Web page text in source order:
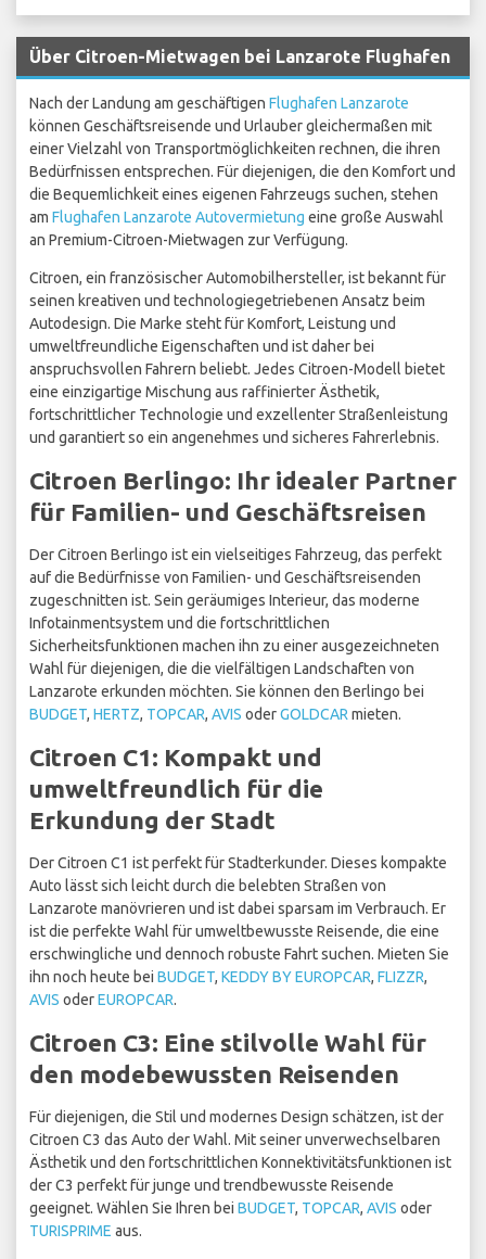
Über Citroen-Mietwagen bei Lanzarote Flughafen
Nach der Landung am geschäftigen Flughafen Lanzarote
können Geschäftsreisende und Urlauber gleichermaßen mit
einer Vielzahl von Transportmöglichkeiten rechnen, die ihren
Bedürfnissen entsprechen. Für diejenigen, die den Komfort und
die Bequemlichkeit eines eigenen Fahrzeugs suchen, stehen
am Flughafen Lanzarote Autovermietung eine große Auswahl
an Premium-Citroen-Mietwagen zur Verfügung.
Citroen, ein französischer Automobilhersteller, ist bekannt für
seinen kreativen und technologiegetriebenen Ansatz beim
Autodesign. Die Marke steht für Komfort, Leistung und
umweltfreundliche Eigenschaften und ist daher bei
anspruchsvollen Fahrern beliebt. Jedes Citroen-Modell bietet
eine einzigartige Mischung aus raffinierter Ästhetik,
fortschrittlicher Technologie und exzellenter Straßenleistung
und garantiert so ein angenehmes und sicheres Fahrerlebnis.
Citroen Berlingo: Ihr idealer Partner
für Familien- und Geschäftsreisen
Der Citroen Berlingo ist ein vielseitiges Fahrzeug, das perfekt
auf die Bedürfnisse von Familien- und Geschäftsreisenden
zugeschnitten ist. Sein geräumiges Interieur, das moderne
Infotainmentsystem und die fortschrittlichen
Sicherheitsfunktionen machen ihn zu einer ausgezeichneten
Wahl für diejenigen, die die vielfältigen Landschaften von
Lanzarote erkunden möchten. Sie können den Berlingo bei
BUDGET, HERTZ, TOPCAR, AVIS oderGOLDCAR mieten.
Citroen C1: Kompakt und
umweltfreundlich für die
Erkundung der Stadt
Der Citroen C1 ist perfekt für Stadterkunder. Dieses kompakte
Auto lässt sich leicht durch die belebten Straßen von
Lanzarote manövrieren und ist dabei sparsam im Verbrauch. Er
ist die perfekte Wahl für umweltbewusste Reisende, die eine
erschwingliche und dennoch robuste Fahrt suchen. Mieten Sie
ihn noch heute bei BUDGET, KEDDY BY EUROPCAR, FLIZZR,
AVIS oderEUROPCAR.
Citroen C3: Eine stilvolle Wahl für
den modebewussten Reisenden
Für diejenigen, die Stil und modernes Design schätzen, ist der
Citroen C3 das Auto der Wahl. Mit seiner unverwechselbaren
Ästhetik und den fortschrittlichen Konnektivitätsfunktionen ist
der C3 perfekt für junge und trendbewusste Reisende
geeignet. Wählen Sie Ihren bei BUDGET, TOPCAR, AVIS oder
TURISPRIME aus.